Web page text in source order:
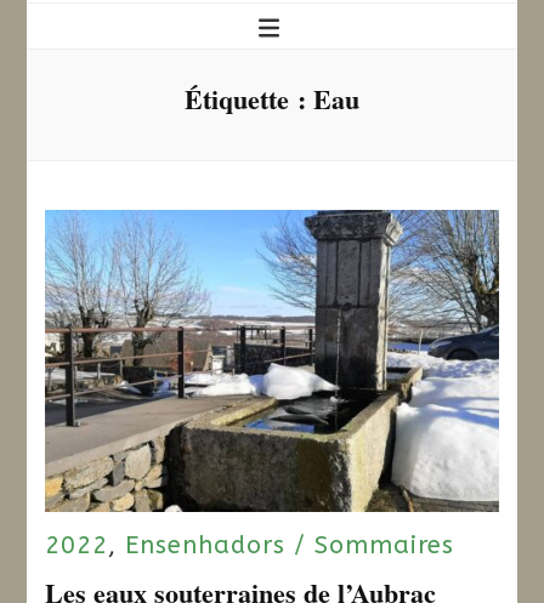
Étiquette : Eau
2022 , Ensenhadors / Sommaires
Les eaux souterraines de l’Aubrac